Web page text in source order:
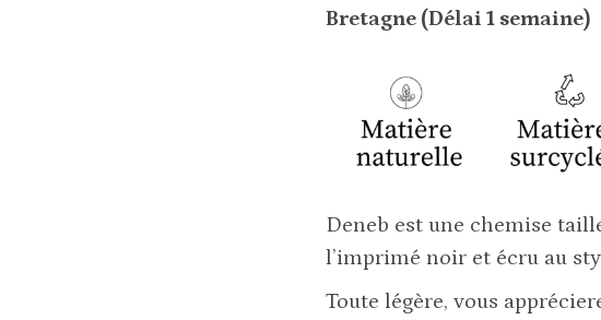
Bretagne (Délai 1 semaine)
Deneb est une chemise
l’imprimé noir et écru au
Toute légère, vous